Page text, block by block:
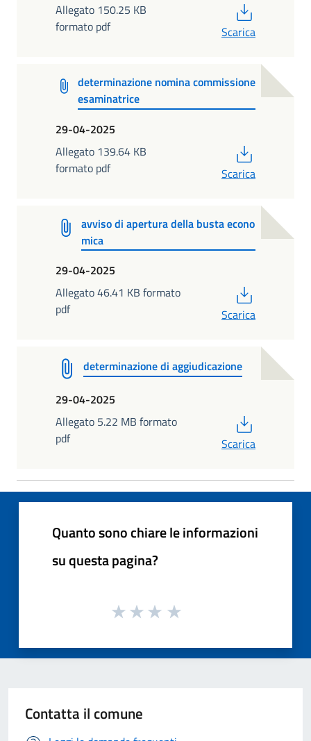
Allegato 150.25 KB
formato pdf
Scarica
determinazione nomina commissione
esaminatrice
29-04-2025
Allegato 139.64 KB
formato pdf
Scarica
avviso di apertura della busta econo
mica
29-04-2025
Allegato 46.41 KB formato
pdf
Scarica
determinazione di aggiudicazione
29-04-2025
Allegato 5.22 MB formato
pdf
Scarica
Quanto sono chiare le informazioni
su questa pagina?
Contatta il comune